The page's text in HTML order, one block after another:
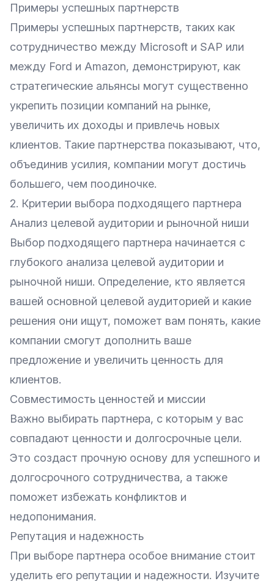
Примеры успешных партнерств
Примеры успешных партнерств, таких как
сотрудничество между Microsoft и SAP или
между Ford и Amazon, демонстрируют, как
стратегические альянсы могут существенно
укрепить позиции компаний на рынке,
увеличить их доходы и привлечь новых
клиентов. Такие партнерства показывают, что,
объединив усилия, компании могут достичь
большего, чем поодиночке.
2. Критерии выбора подходящего партнера
Анализ целевой аудитории и рыночной ниши
Выбор подходящего партнера начинается с
глубокого анализа целевой аудитории и
рыночной ниши. Определение, кто является
вашей основной целевой аудиторией и какие
решения они ищут, поможет вам понять, какие
компании смогут дополнить ваше
предложение и увеличить ценность для
клиентов.
Совместимость ценностей и миссии
Важно выбирать партнера, с которым у вас
совпадают ценности и долгосрочные цели.
Это создаст прочную основу для успешного и
долгосрочного сотрудничества, а также
поможет избежать конфликтов и
недопонимания.
Репутация и надежность
При выборе партнера особое внимание стоит
уделить его репутации и надежности. Изучите